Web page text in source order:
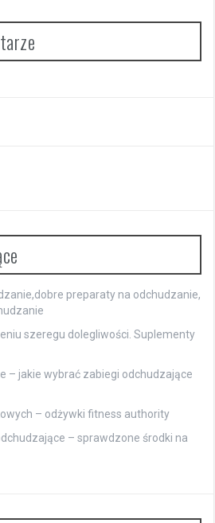
preparaty na odchudzanie,
szeregu dolegliwości. Suplementy
– jakie wybrać zabiegi odchudzające
– odżywki fitness authority
– sprawdzone środki na